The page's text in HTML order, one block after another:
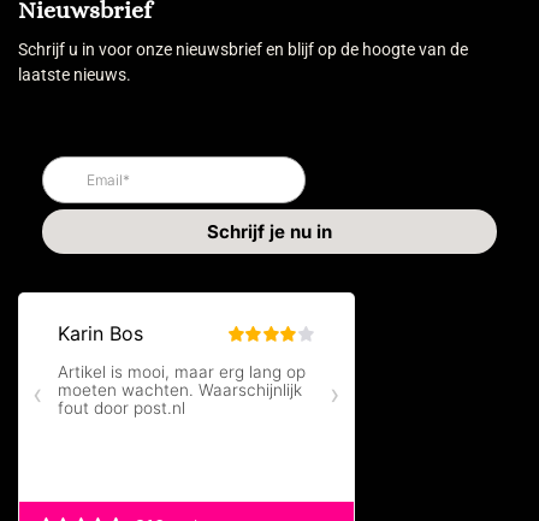
Nieuwsbrief
Schrijf u in voor onze nieuwsbrief en blijf op de hoogte van de
laatste nieuws.